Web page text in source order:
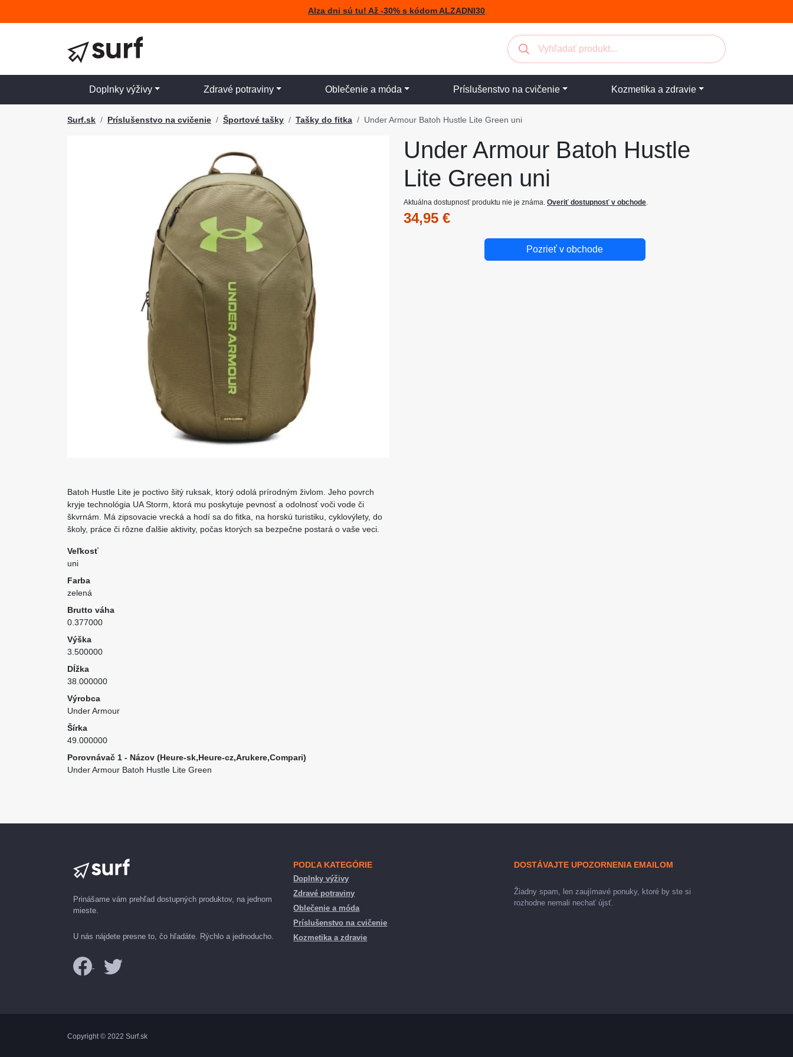
Alza dni sú tu! Až -30% s kódom ALZADNI30
Doplnky výživy Zdravé potraviny Oblečenie a móda Príslušenstvo na cvičenie Kozmetika a zdravie
Surf.sk Príslušenstvo na cvičenie Športové tašky Tašky do fitka Under Armour Batoh Hustle Lite Green uni
Under Armour Batoh Hustle
Lite Green uni
Aktuálna dostupnosť produktu nie je známa. Overiť dostupnosť v obchode.
34,95 €
Pozrieť v obchode
Batoh Hustle Lite je poctivo šitý ruksak, ktorý odolá prírodným živlom. Jeho povrch
kryje technológia UA Storm, ktorá mu poskytuje pevnosť a odolnosť voči vode či
škvrnám. Má zipsovacie vrecká a hodí sa do fitka, na horskú turistiku, cyklovýlety, do
školy, práce či rôzne ďalšie aktivity, počas ktorých sa bezpečne postará o vaše veci.
Veľkosť
uni
Farba
zelená
Brutto váha
0.377000
Výška
3.500000
Dĺžka
38.000000
Výrobca
Under Armour
Šírka
49.000000
Porovnávač 1 - Názov (Heure-sk,Heure-cz,Arukere,Compari)
Under Armour Batoh Hustle Lite Green
Prinášame vám prehľad dostupných produktov, na jednom
mieste.
U nás nájdete presne to, čo hľadáte. Rýchlo a jednoducho.
PODĽA KATEGÓRIE
Doplnky výživy
Zdravé potraviny
Oblečenie a móda
Príslušenstvo na cvičenie
Kozmetika a zdravie
DOSTÁVAJTE UPOZORNENIA EMAILOM
Žiadny spam, len zaujímavé ponuky, ktoré by ste si
rozhodne nemali nechať újsť.
Copyright © 2022 Surf.sk